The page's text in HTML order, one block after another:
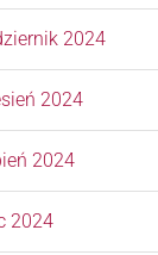
2024
2024
2024
2024